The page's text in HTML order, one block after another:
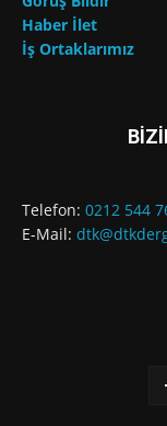
Haber İlet
İş Ortaklarımız
Telefon: 0212 544
E-Mail: